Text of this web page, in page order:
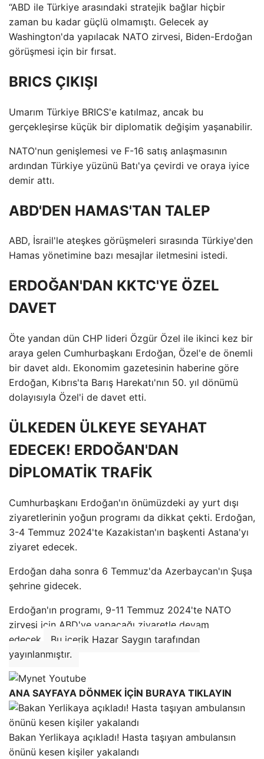
“ABD ile Türkiye arasındaki stratejik bağlar hiçbir
zaman bu kadar güçlü olmamıştı. Gelecek ay
Washington'da yapılacak NATO zirvesi, Biden-Erdoğan
görüşmesi için bir fırsat.
BRICS ÇIKIŞI
Umarım Türkiye BRICS'e katılmaz, ancak bu
gerçekleşirse küçük bir diplomatik değişim yaşanabilir.
NATO'nun genişlemesi ve F-16 satış anlaşmasının
ardından Türkiye yüzünü Batı'ya çevirdi ve oraya iyice
demir attı.
ABD'DEN HAMAS'TAN TALEP
ABD, İsrail'le ateşkes görüşmeleri sırasında Türkiye'den
Hamas yönetimine bazı mesajlar iletmesini istedi.
ERDOĞAN'DAN KKTC'YE ÖZEL
DAVET
Öte yandan dün CHP lideri Özgür Özel ile ikinci kez bir
araya gelen Cumhurbaşkanı Erdoğan, Özel'e de önemli
bir davet aldı. Ekonomim gazetesinin haberine göre
Erdoğan, Kıbrıs'ta Barış Harekatı'nın 50. yıl dönümü
dolayısıyla Özel'i de davet etti.
ÜLKEDEN ÜLKEYE SEYAHAT
EDECEK! ERDOĞAN'DAN
DİPLOMATİK TRAFİK
Cumhurbaşkanı Erdoğan'ın önümüzdeki ay yurt dışı
ziyaretlerinin yoğun programı da dikkat çekti. Erdoğan,
3-4 Temmuz 2024'te Kazakistan'ın başkenti Astana'yı
ziyaret edecek.
Erdoğan daha sonra 6 Temmuz'da Azerbaycan'ın Şuşa
şehrine gidecek.
Erdoğan'ın programı, 9-11 Temmuz 2024'te NATO
zirvesi için ABD'ye yapacağı ziyaretle devam
edecek.
Bu içerik Hazar Saygın tarafından
yayınlanmıştır.
ANA SAYFAYA DÖNMEK İÇİN BURAYA TIKLAYIN
Bakan Yerlikaya açıkladı! Hasta taşıyan ambulansın
önünü kesen kişiler yakalandı